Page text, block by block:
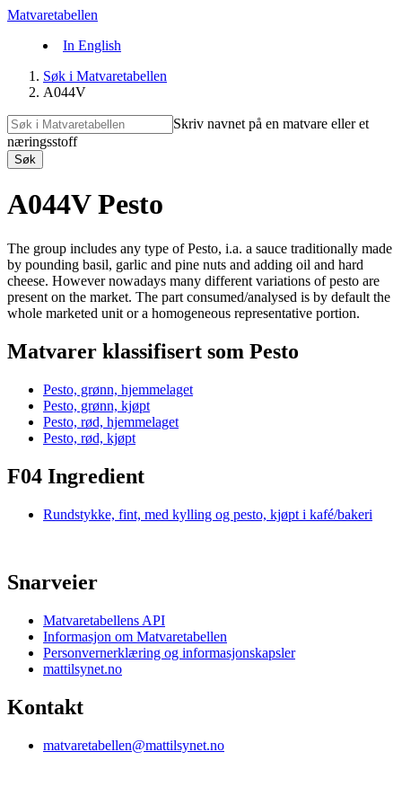
Matvaretabellen
In English
Søk i Matvaretabellen
A044V
Skriv navnet på en matvare eller et
næringsstoff
Søk
A044V Pesto
The group includes any type of Pesto, i.a. a sauce traditionally made
by pounding basil, garlic and pine nuts and adding oil and hard
cheese. However nowadays many different variations of pesto are
present on the market. The part consumed/analysed is by default the
whole marketed unit or a homogeneous representative portion.
Matvarer klassifisert som Pesto
Pesto, grønn, hjemmelaget
Pesto, grønn, kjøpt
Pesto, rød, hjemmelaget
Pesto, rød, kjøpt
F04 Ingredient
Rundstykke, fint, med kylling og pesto, kjøpt i kafé/bakeri
Snarveier
Matvaretabellens API
Informasjon om Matvaretabellen
Personvernerklæring og informasjonskapsler
mattilsynet.no
Kontakt
matvaretabellen@mattilsynet.no